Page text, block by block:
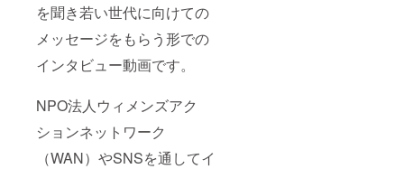
を聞き若い世代に向けての
メッセージをもらう形での
インタビュー動画です。
NPO法人ウィメンズアク
ションネットワーク
（WAN）やSNSを通してイ